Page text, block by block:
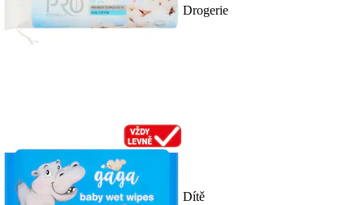
Drogerie
Dítě